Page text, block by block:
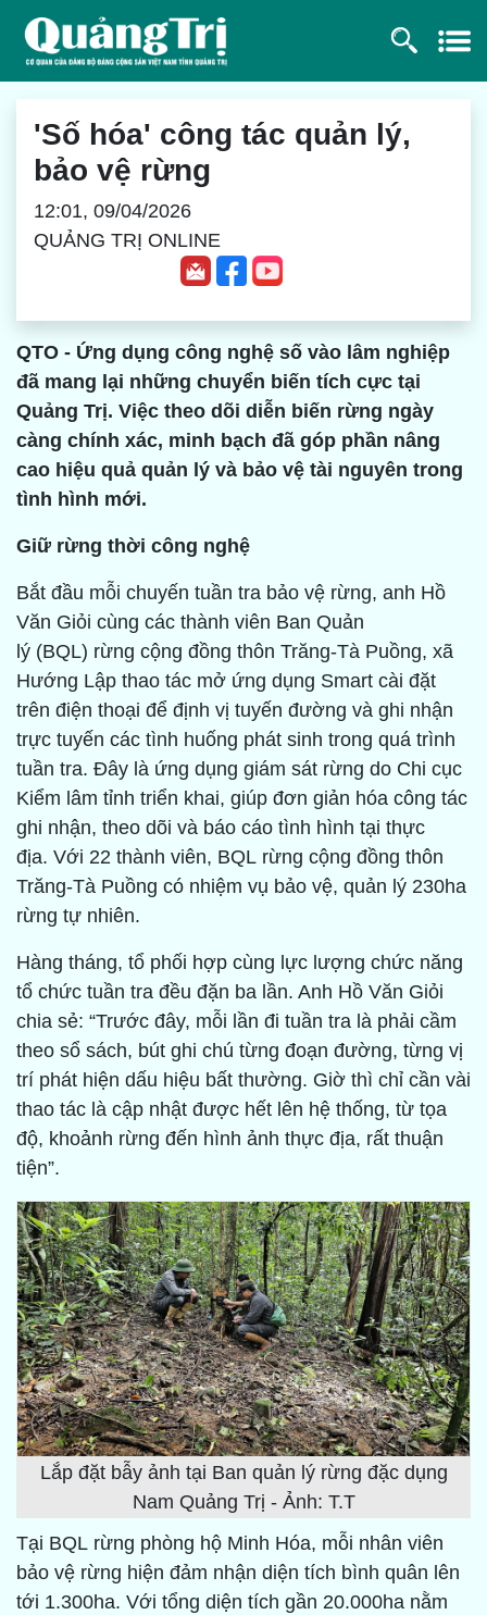
'Số hóa' công tác quản lý,
bảo vệ rừng
12:01, 09/04/2026
QUẢNG TRỊ ONLINE
QTO - Ứng dụng công nghệ số vào lâm nghiệp
đã mang lại những chuyển biến tích cực tại
Quảng Trị. Việc theo dõi diễn biến rừng ngày
càng chính xác, minh bạch đã góp phần nâng
cao hiệu quả quản lý và bảo vệ tài nguyên trong
tình hình mới.
Giữ rừng thời công nghệ
Bắt đầu mỗi chuyến tuần tra bảo vệ rừng, anh Hồ
Văn Giỏi cùng các thành viên Ban Quản
lý (BQL) rừng cộng đồng thôn Trăng-Tà Puồng, xã
Hướng Lập thao tác mở ứng dụng Smart cài đặt
trên điện thoại để định vị tuyến đường và ghi nhận
trực tuyến các tình huống phát sinh trong quá trình
tuần tra. Đây là ứng dụng giám sát rừng do Chi cục
Kiểm lâm tỉnh triển khai, giúp đơn giản hóa công tác
ghi nhận, theo dõi và báo cáo tình hình tại thực
địa. Với 22 thành viên, BQL rừng cộng đồng thôn
Trăng-Tà Puồng có nhiệm vụ bảo vệ, quản lý 230ha
rừng tự nhiên.
Hàng tháng, tổ phối hợp cùng lực lượng chức năng
tổ chức tuần tra đều đặn ba lần. Anh Hồ Văn Giỏi
chia sẻ: “Trước đây, mỗi lần đi tuần tra là phải cầm
theo sổ sách, bút ghi chú từng đoạn đường, từng vị
trí phát hiện dấu hiệu bất thường. Giờ thì chỉ cần vài
thao tác là cập nhật được hết lên hệ thống, từ tọa
độ, khoảnh rừng đến hình ảnh thực địa, rất thuận
tiện”.
Lắp đặt bẫy ảnh tại Ban quản lý rừng đặc dụng
Nam Quảng Trị - Ảnh: T.T
Tại BQL rừng phòng hộ Minh Hóa, mỗi nhân viên
bảo vệ rừng hiện đảm nhận diện tích bình quân lên
tới 1.300ha. Với tổng diện tích gần 20.000ha nằm